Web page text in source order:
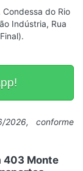
do Rio
Indústria, Rua
2026, conforme
403 Monte